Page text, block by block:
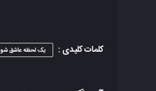
کلمات کلیدی : یک لحظه عاشق شو